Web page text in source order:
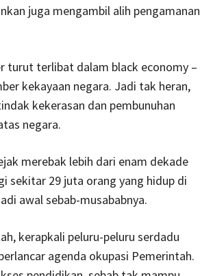
juga mengambil alih pengamanan
turut terlibat dalam black economy –
kekayaan negara. Jadi tak heran,
kekerasan dan pembunuhan
negara.
merebak lebih dari enam dekade
sekitar 29 juta orang yang hidup di
awal sebab-musababnya.
kerapkali peluru-peluru serdadu
agenda okupasi Pemerintah.